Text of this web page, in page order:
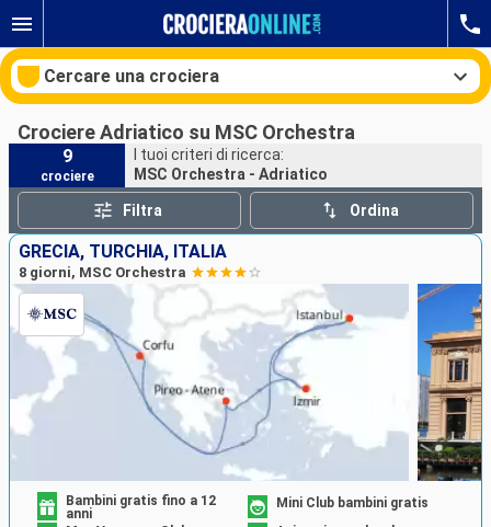
Cercare una crociera
Le nostre destinazioni
Mesi di partenza
Porti Compagnie
Ricerca
Crociere Adriatico su MSC Orchestra
9
crociere
I tuoi criteri di ricerca:
MSC Orchestra - Adriatico
Filtra Ordina
GRECIA, TURCHIA, ITALIA
8 giorni, MSC Orchestra
Bambini gratis fino a 12
anni
Mini Club bambini gratis